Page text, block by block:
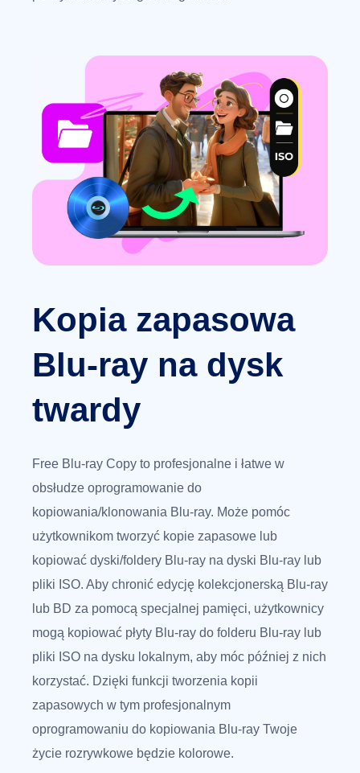
Kopia zapasowa
Blu-ray na dysk
twardy
Free Blu-ray Copy to profesjonalne i łatwe w
obsłudze oprogramowanie do
kopiowania/klonowania Blu-ray. Może pomóc
użytkownikom tworzyć kopie zapasowe lub
kopiować dyski/foldery Blu-ray na dyski Blu-ray lub
pliki ISO. Aby chronić edycję kolekcjonerską Blu-ray
lub BD za pomocą specjalnej pamięci, użytkownicy
mogą kopiować płyty Blu-ray do folderu Blu-ray lub
pliki ISO na dysku lokalnym, aby móc później z nich
korzystać. Dzięki funkcji tworzenia kopii
zapasowych w tym profesjonalnym
oprogramowaniu do kopiowania Blu-ray Twoje
życie rozrywkowe będzie kolorowe.